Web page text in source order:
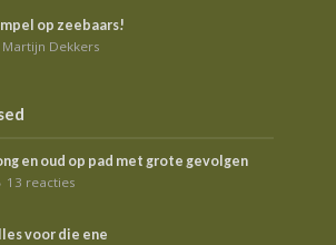
op zeebaars!
Martijn Dekkers
en oud op pad met grote gevolgen
13 reacties
voor die ene